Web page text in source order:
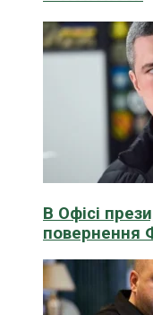
В Офісі
повернення